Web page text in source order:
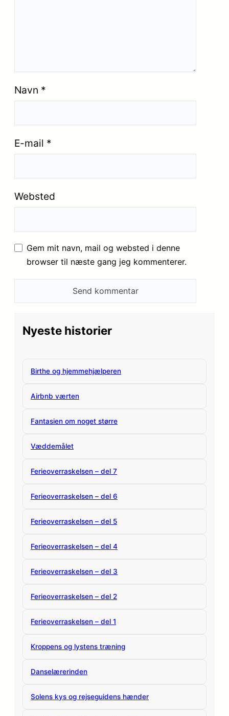
Navn *
E-mail *
Websted
Gem mit navn, mail og websted i denne
browser til næste gang jeg kommenterer.
Nyeste historier
Birthe og hjemmehjælperen
Airbnb værten
Fantasien om noget større
Væddemålet
Ferieoverraskelsen – del 7
Ferieoverraskelsen – del 6
Ferieoverraskelsen – del 5
Ferieoverraskelsen – del 4
Ferieoverraskelsen – del 3
Ferieoverraskelsen – del 2
Ferieoverraskelsen – del 1
Kroppens og lystens træning
Danselærerinden
Solens kys og rejseguidens hænder